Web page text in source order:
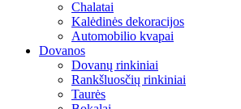
Chalatai
Kalėdinės dekoracijos
Automobilio kvapai
Dovanos
Dovanų rinkiniai
Rankšluosčių rinkiniai
Taurės